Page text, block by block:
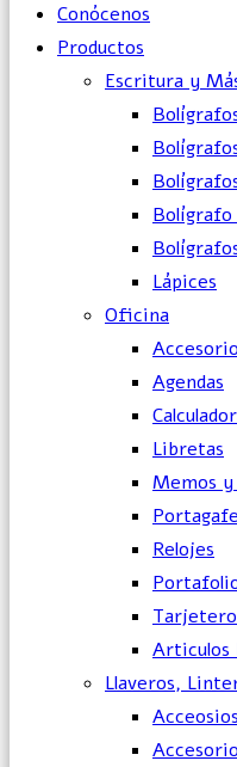
Conócenos
Productos
Escritura y
Bolígrafo
Lápices
Oficina
Agendas
Libretas
Memos y
Relojes
Articulos
Llaveros,